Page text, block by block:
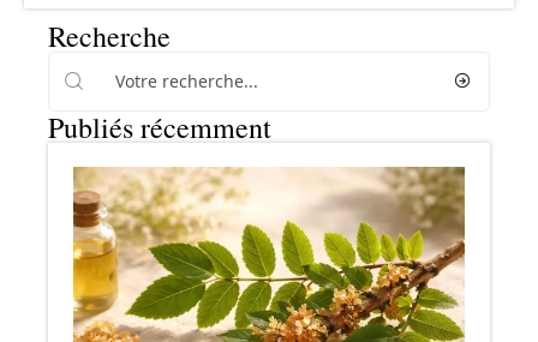
Recherche
Publiés récemment